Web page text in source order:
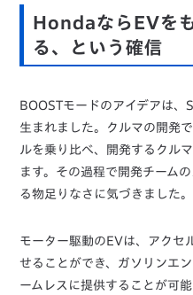
HondaならEVを
る、という確信
BOOSTモードのアイデアは
生まれました。クルマの開発
ルを乗り比べ、開発するクル
ます。その過程で開発チーム
る物足りなさに気づきました。
モーター駆動のEVは、アクセ
せることができ、ガソリンエ
ームレスに提供することが可